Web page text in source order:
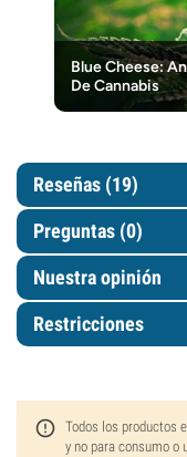
Blue Cheese:
De Cannabis
Reseñas (19)
Preguntas (0)
Nuestra opinión
Restricciones
Todos los productos
y no para consumo o